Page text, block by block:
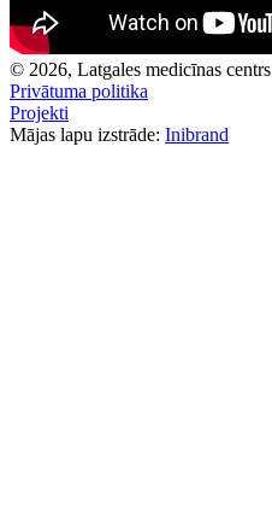
© 2026, Latgales medicīnas centrs
Privātuma politika
Projekti
Mājas lapu izstrāde: Inibrand